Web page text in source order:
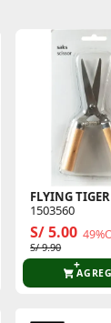
Este
Sé el
FLYING TIGER
1503560
S/ 5.00
S/ 9.90